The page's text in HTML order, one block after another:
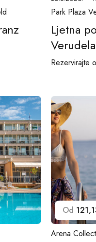
Park Plaza
Ljetna
Verudela
Rezervirajte
Od
Arena